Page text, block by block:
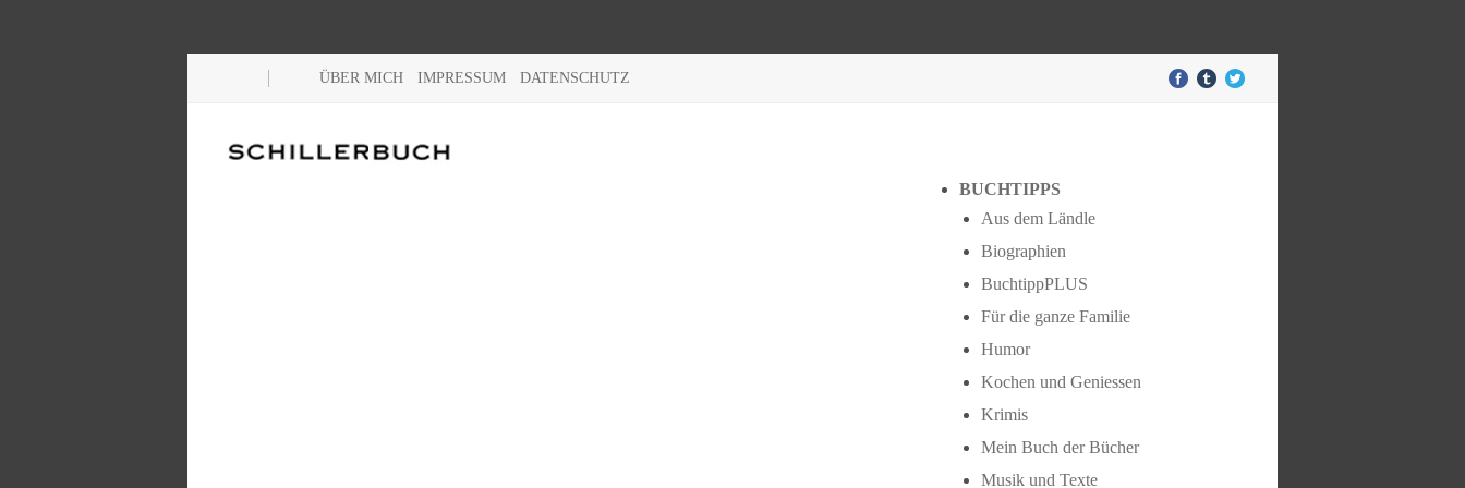
ÜBER MICH IMPRESSUM DATENSCHUTZ
BUCHTIPPS
Aus dem Ländle
Biographien
BuchtippPLUS
Für die ganze Familie
Humor
Kochen und Geniessen
Krimis
Mein Buch der Bücher
Musik und Texte